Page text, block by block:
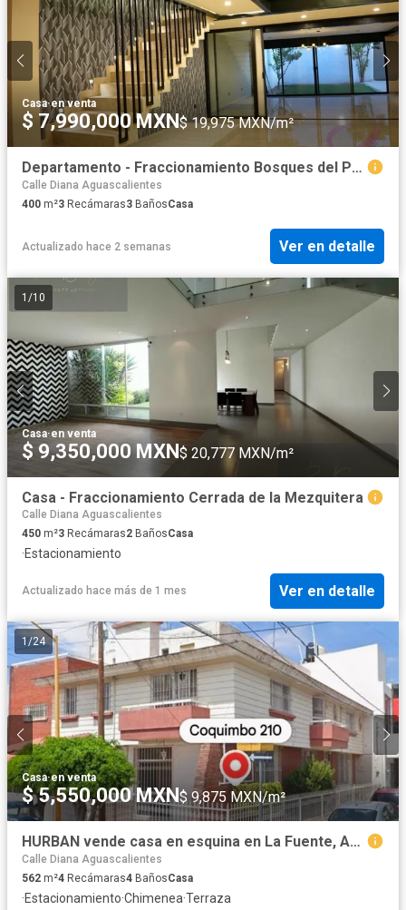
Casa·en venta
$ 7,990,000 MXN$ 19,975 MXN/m²
Departamento - Fraccionamiento Bosques del Prado Sur
Calle Diana Aguascalientes
400 m²3 Recámaras3 BañosCasa
Actualizado hace 2 semanas Ver en detalle
1 /10
Casa·en venta
$ 9,350,000 MXN$ 20,777 MXN/m²
Casa - Fraccionamiento Cerrada de la Mezquitera
Calle Diana Aguascalientes
450 m²3 Recámaras2 BañosCasa
·Estacionamiento
Actualizado hace más de 1 mes Ver en detalle
1 /24
Casa·en venta
$ 5,550,000 MXN$ 9,875 MXN/m²
HURBAN vende casa en esquina en La Fuente, Aguascalientes.
Calle Diana Aguascalientes
562 m²4 Recámaras4 BañosCasa
·Estacionamiento·Chimenea·Terraza